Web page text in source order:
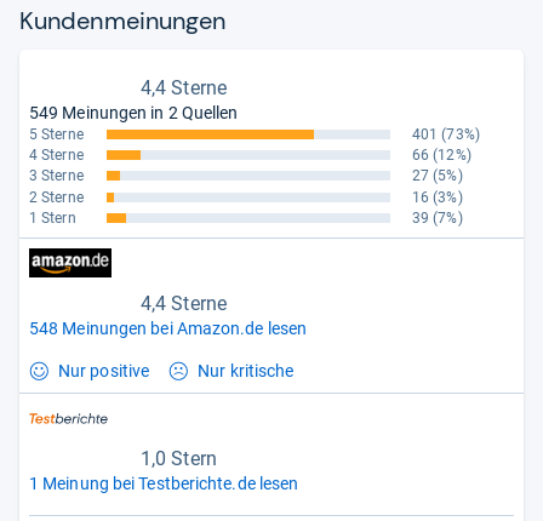
Kun­den­mei­nun­gen
4,4 Sterne
549 Meinungen in 2 Quellen
5 Sterne 401 (73%)
4 Sterne
66 (12%)
3 Sterne
27 (5%)
2 Sterne
16 (3%)
1 Stern
39 (7%)
4,4 Sterne
548 Meinungen bei Amazon.de lesen
Nur positive Nur kritische
1,0 Stern
1 Meinung bei Testberichte.de lesen